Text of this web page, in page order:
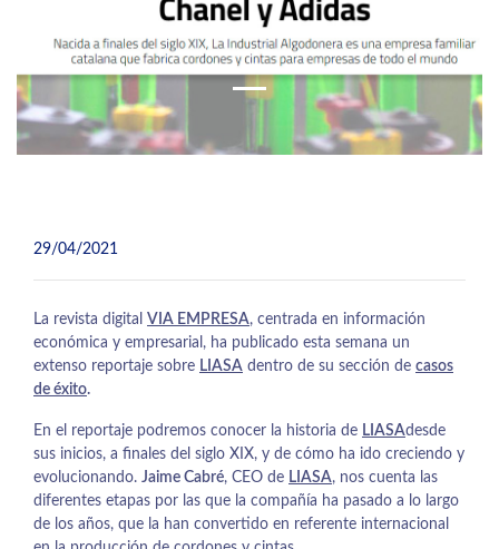
29/04/2021
La revista digital VIA EMPRESA, centrada en información
económica y empresarial, ha publicado esta semana un
extenso reportaje sobre LIASA dentro de su sección de casos
de éxito.
En el reportaje podremos conocer la historia de LIASAdesde
sus inicios, a finales del siglo XIX, y de cómo ha ido creciendo y
evolucionando. Jaime Cabré, CEO de LIASA, nos cuenta las
diferentes etapas por las que la compañía ha pasado a lo largo
de los años, que la han convertido en referente internacional